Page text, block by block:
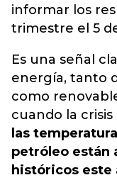
informar los
trimestre el 5
Es una señal
energía, tanto
como
cuando la
las
petróleo están
históricos este